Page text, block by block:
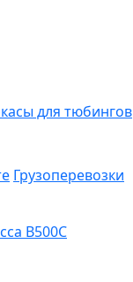
для тюбингов
Грузоперевозки
В500С